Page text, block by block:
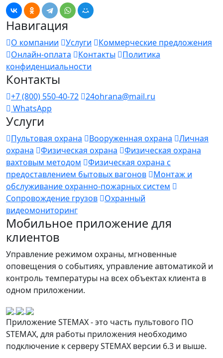
Навигация
О компании Услуги
Коммерческие предложения
Онлайн-оплата
Контакты
Политика
конфиденциальности
Контакты
+7 (800) 550-40-72
24ohrana@mail.ru
WhatsApp
Услуги
Пультовая охрана Вооруженная охрана
Личная
охрана
Физическая охрана
Физическая охрана
вахтовым методом
Физическая охрана с
предоставлением бытовых вагонов
Монтаж и
обслуживание охранно-пожарных систем
Сопровождение грузов
Охранный
видеомониторинг
Мобильное приложение для
клиентов
Управление режимом охраны, мгновенные
оповещения о событиях, управление автоматикой и
контроль температуры на всех объектах клиента в
одном приложении.
Приложение STEMAX - это часть пультового ПО
STEMAX, для работы приложения необходимо
подключение к серверу STEMAX версии 6.3 и выше.